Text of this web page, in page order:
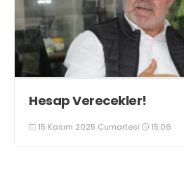
Hesap Verecekler!
15 Kasım 2025 Cumartesi 15:06